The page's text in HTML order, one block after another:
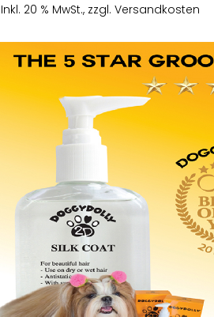
Inkl. 20 % MwSt., zzgl. Versandkosten